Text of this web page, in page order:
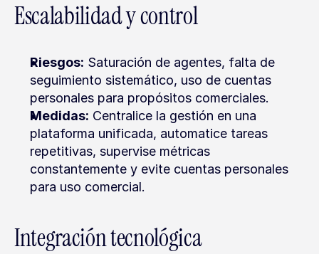
Escalabilidad y control
Riesgos: Saturación de agentes, falta de
seguimiento sistemático, uso de cuentas
personales para propósitos comerciales.
Medidas: Centralice la gestión en una
plataforma unificada, automatice tareas
repetitivas, supervise métricas
constantemente y evite cuentas personales
para uso comercial.
Integración tecnológica